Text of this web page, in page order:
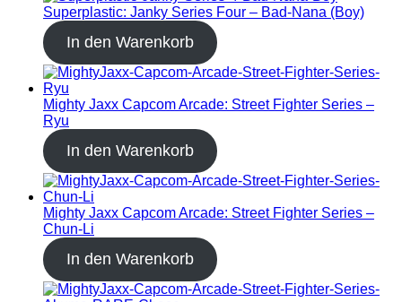
Superplastic: Janky Series Four – Bad-Nana (Boy)
In den Warenkorb
Mighty Jaxx Capcom Arcade: Street Fighter Series –
Ryu
In den Warenkorb
Mighty Jaxx Capcom Arcade: Street Fighter Series –
Chun-Li
In den Warenkorb